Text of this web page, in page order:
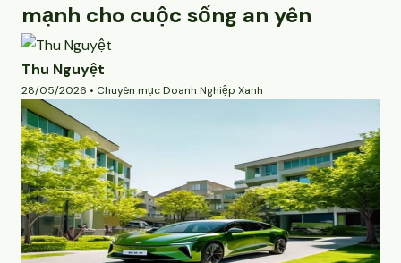
mạnh cho cuộc sống an yên
Thu Nguyệt
28/05/2026 • Chuyên mục Doanh Nghiệp Xanh